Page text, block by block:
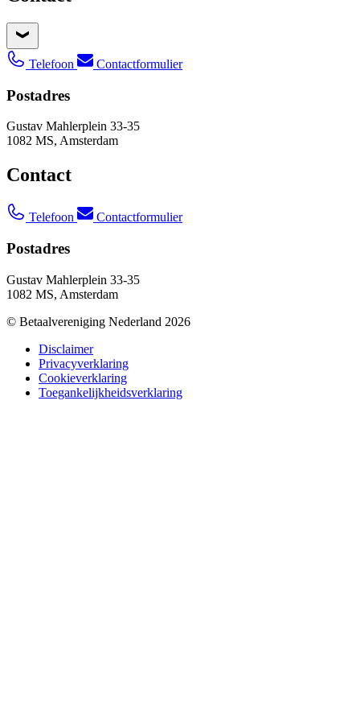
Telefoon Contactformulier
Postadres
Gustav Mahlerplein 33-35
1082 MS, Amsterdam
Contact
Telefoon Contactformulier
Postadres
Gustav Mahlerplein 33-35
1082 MS, Amsterdam
© Betaalvereniging Nederland 2026
Disclaimer
Privacyverklaring
Cookieverklaring
Toegankelijkheidsverklaring